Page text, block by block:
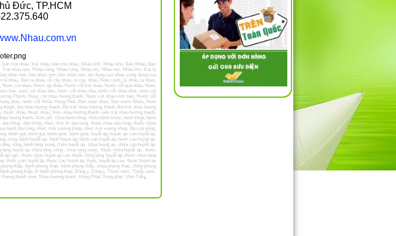
Đức, TP.HCM
, ban trai nhau, trái nhàu, bán trái nhàu, Nhàu khô, Nhau kho, Bán Nhàu, Ban
Trai nhau non, Nhàu rừng, Nhau rung, Nhàu núi , Nhau nui , Nhàu lớn, Đại lý
ban nhau tuoi , ban nhau non, bán nhàu non, tac dung cua nhau,cong dung cua
rễ nhàu, Ban re nhau,rễ cây nhàu,re cay nhau, Noni roots, lá nhàu, la nhau,
, Nuoc cot nhau, Nước ép nhàu, Nước cốt trái nhàu, Nước cốt quả nhàu, Nuoc
chat, nuoc cot nhau dau,nước cốt nhàu dâu,nước cốt nhàu dứa, nuoc cot
Thanh, Nuoc cot nhau huong thanh, Nuoc cot nhau vinh tien, Nước cốt
phat, nước cốt Nhàu Hùng Phát, Ban nuoc nhau, Bán nước Nhàu, Noni
thanh, bot nhau huong thanh, Bột trái nhàu hương thanh, Bot trai nhau huong
,thuốc nhàu, thuoc nhau,Viên nhàu hương thanh,viên trái nhàu hương thanh,
huong thanh, Noni pill , chua benh khop,chữa bệnh khớp , benh khop, bệnh
, dau khop, đau khớp,nhuc moi , bi dau lung, thuoc chua dau lung, thuốc chữa
benh dau lung,nhức mỏi xương khớp,nhuc moi xuong khop, đau cột sống,
, bệnh gút, benh gut, benh gout, bệnh gout, huyết áp, huyet ap, cao huyết áp,
xong, bệnh huyết áp, benh huyet ap, bệnh cao huyết áp, benh cao huyet ap,
tăng xông, benh tang xong, chữa huyết áp, chua huyet ap,chữa cao huyết áp,
tang huyet ap,chữa tăng xông ,chua tang xong , thuốc chữa huyết áp ,thuoc
áp cao ,thuoc chua huyet ap cao,thuốc chữa tăng huyết áp, thuoc chua tang
, thuốc cao huyết áp,thuoc cao huyet ap,thuốc huyết áp cao, thuoc huyet ap
thấp, benh phong thap, bệnh phong thấp, chua phong thap, chữa phong
phong thấp, tri benh phong thap, Đông y, Dong y,Thuoc nam ,Thuốc nam ,
Huong thanh noni , Nhàu hương thanh, Hùng Phát, Hung phat, Vĩnh Tiến,